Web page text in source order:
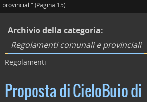
provinciali" (Pagina 15)
Archivio della categoria:
Regolamenti comunali e provinciali
Regolamenti
Proposta di CieloBuio di